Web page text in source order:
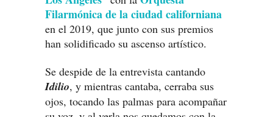
Filarmónica de la ciudad californiana
en el 2019, que junto con sus premios
han solidificado su ascenso artístico.
Se despide de la entrevista cantando
Idilio, y mientras cantaba, cerraba sus
ojos, tocando las palmas para acompañar